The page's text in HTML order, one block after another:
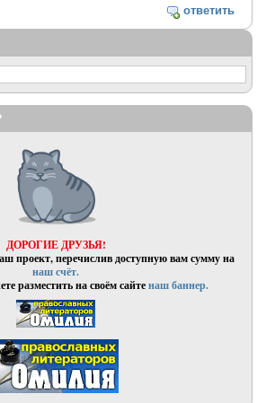
ответить
ДОРОГИЕ ДРУЗЬЯ!
проект, перечислив доступную вам сумму на
наш счёт.
разместить на своём сайтенаш баннер.